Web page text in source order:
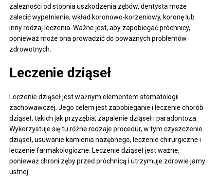
zależności od stopnia uszkodzenia zębów, dentysta może
zalecić wypełnienie, wkład koronowo-korzeniowy, koronę lub
inny rodzaj leczenia. Ważne jest, aby zapobiegać próchnicy,
ponieważ może ona prowadzić do poważnych problemów
zdrowotnych.
Leczenie dziąseł
Leczenie dziąseł jest ważnym elementem stomatologii
zachowawczej. Jego celem jest zapobieganie i leczenie chorób
dziąseł, takich jak przyzębia, zapalenie dziąseł i paradontoza.
Wykorzystuje się tu różne rodzaje procedur, w tym czyszczenie
dziąseł, usuwanie kamienia nazębnego, leczenie chirurgiczne i
leczenie farmakologiczne. Leczenie dziąseł jest ważne,
ponieważ chroni zęby przed próchnicą i utrzymuje zdrowie jamy
ustnej.